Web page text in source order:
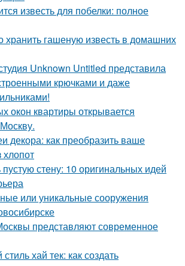
известь для побелки: полное
хранить гашеную известь в домашних
Unknown Untitled представила
крючками и даже
окон квартиры открывается
декора: как преобразить ваше
хлопот
стену: 10 оригинальных идей
или уникальные сооружения
представляют современное
хай тек: как создать